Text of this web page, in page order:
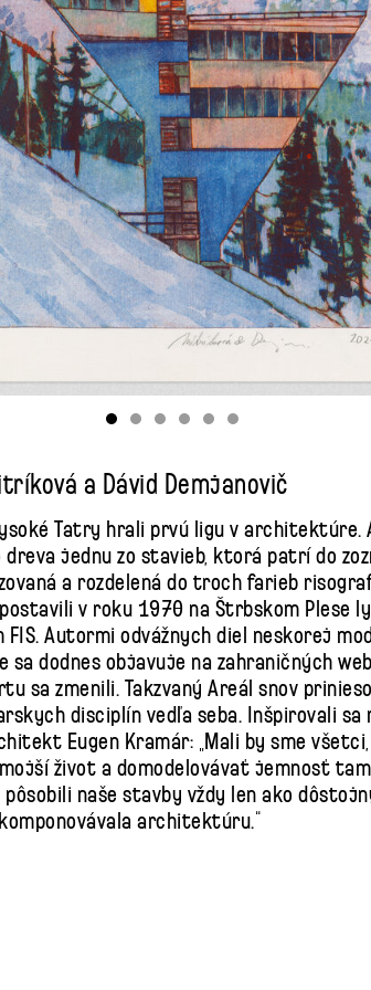
a Dávid Demjanovič
Tatry hrali prvú ligu v
dreva jednu zo stavieb, ktorá patrí do
a rozdelená do troch farieb
v roku 1970 na Štrbskom Plese
Autormi odvážnych diel neskorej
dodnes objavuje na zahraničných
sa zmenili. Takzvaný Areál snov
disciplín vedľa seba. Inšpirovali
Eugen Kramár: „Mali by sme
život a domodelovávať jemnosť
naše stavby vždy len ako
architektúru.“